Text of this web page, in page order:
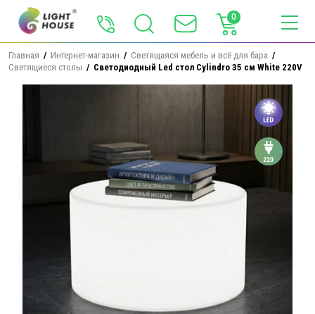
0
Главная
  /
Интернет-магазин
  /
Светящаяся мебель и всё для бара
Светящиеся столы
  /  Светодиодный Led стол Cylindro 35 см White 220V